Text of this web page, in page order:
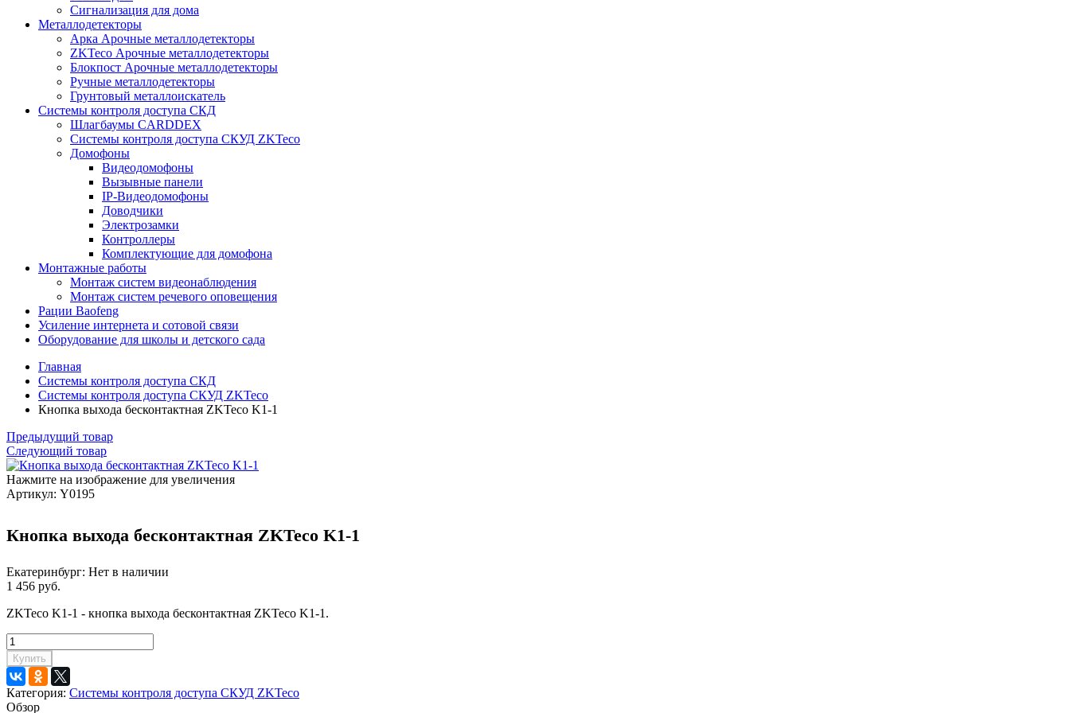
Сигнализация для дома
Металлодетекторы
Арка Арочные металлодетекторы
ZKTeco Арочные металлодетекторы
Блокпост Арочные металлодетекторы
Ручные металлодетекторы
Грунтовый металлоискатель
Системы контроля доступа СКД
Шлагбаумы CARDDEX
Системы контроля доступа СКУД ZKTeco
Домофоны
Видеодомофоны
Вызывные панели
IP-Видеодомофоны
Доводчики
Электрозамки
Контроллеры
Комплектующие для домофона
Монтажные работы
Монтаж систем видеонаблюдения
Монтаж систем речевого оповещения
Рации Baofeng
Усиление интернета и сотовой связи
Оборудование для школы и детского сада
Главная
Системы контроля доступа СКД
Системы контроля доступа СКУД ZKTeco
Кнопка выхода бесконтактная ZKTeco K1-1
Предыдущий товар
Следующий товар
Нажмите на изображение для увеличения
Артикул: Y0195
Кнопка выхода бесконтактная ZKTeco K1-1
Екатеринбург: Нет в наличии
1 456 руб.
ZKTeco K1-1 - кнопка выхода бесконтактная ZKTeco K1-1.
Купить
Категория: Системы контроля доступа СКУД ZKTeco
Обзор